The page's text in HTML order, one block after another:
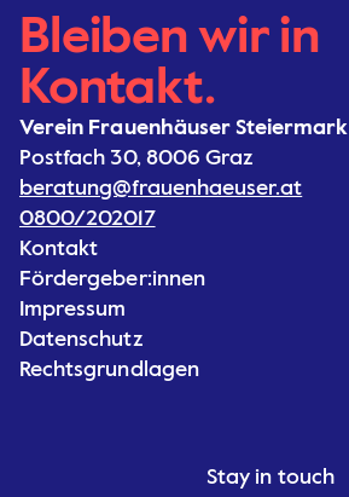
Bleiben wir in
Kontakt.
Verein Frauenhäuser Steiermark
Postfach 30, 8006 Graz
beratung@frauenhaeuser.at
0800/202017
Kontakt
Fördergeber:innen
Impressum
Datenschutz
Rechtsgrundlagen
Stay in touch